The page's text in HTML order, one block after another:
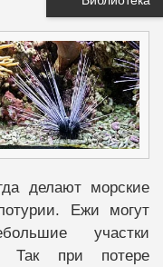
делают морские
Ежи могут
участки
Так при потере